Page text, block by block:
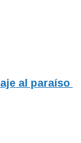
al paraíso